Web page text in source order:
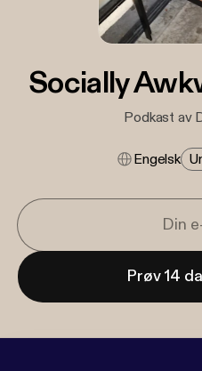
Socially
Podkast av
Engelsk
Prøv 14